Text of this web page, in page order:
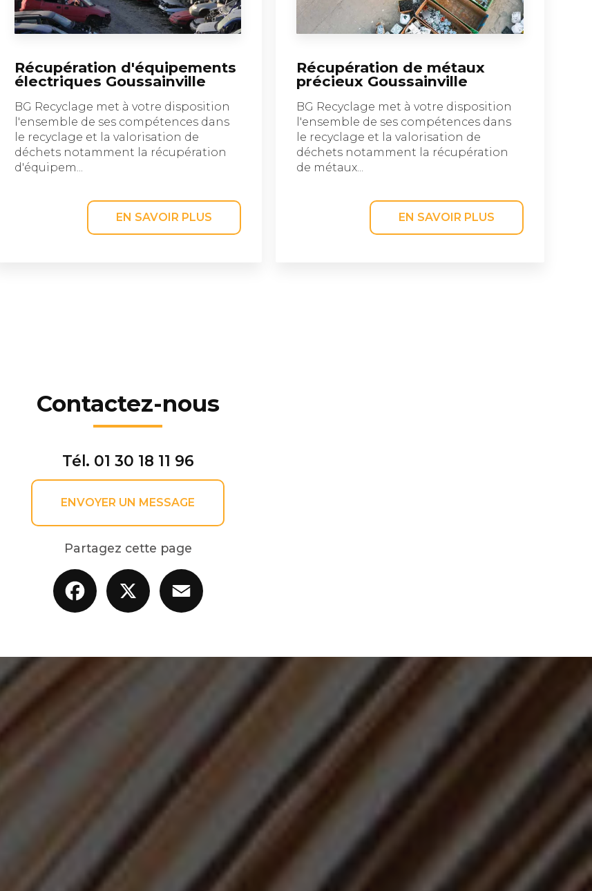
Récupération d'équipements
électriques Goussainville
BG Recyclage met à votre disposition
l'ensemble de ses compétences dans
le recyclage et la valorisation de
déchets notamment la récupération
d'équipem...
EN SAVOIR PLUS
Récupération de métaux
précieux Goussainville
BG Recyclage met à votre disposition
l'ensemble de ses compétences dans
le recyclage et la valorisation de
déchets notamment la récupération
de métaux...
EN SAVOIR PLUS
Contactez-nous
Tél. 01 30 18 11 96
ENVOYER UN MESSAGE
Partagez cette page
Facebook